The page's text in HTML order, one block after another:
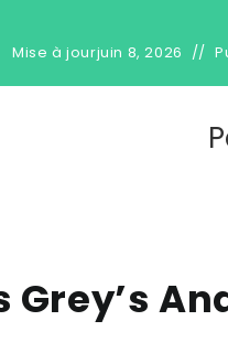
Mise à jourjuin 8, 2026